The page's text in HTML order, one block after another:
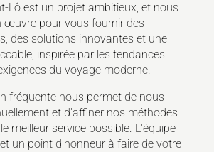
Lô est un projet ambitieux, et nous
œuvre pour vous fournir des
des solutions innovantes et une
inspirée par les tendances
du voyage moderne.
fréquente nous permet de nous
et d'affiner nos méthodes
meilleur service possible. L'équipe
un point d'honneur à faire de votre